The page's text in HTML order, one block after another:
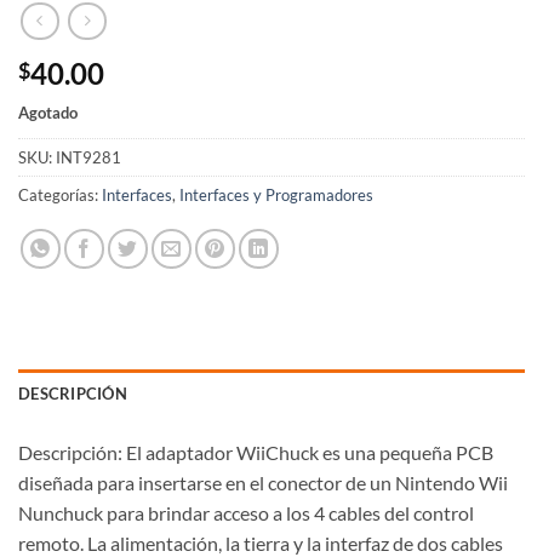
$40.00
Agotado
SKU: INT9281
Categorías: Interfaces, Interfaces y Programadores
DESCRIPCIÓN
Descripción: El adaptador WiiChuck es una pequeña PCB
diseñada para insertarse en el conector de un Nintendo Wii
Nunchuck para brindar acceso a los 4 cables del control
remoto. La alimentación, la tierra y la interfaz de dos cables